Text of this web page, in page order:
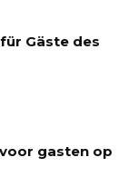
Gäste des
gasten op